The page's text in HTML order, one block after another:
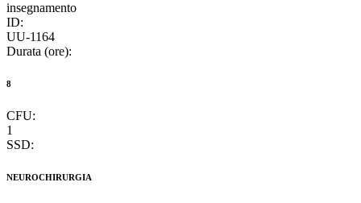
insegnamento
ID:
UU-1164
Durata (ore):
8
CFU:
1
SSD:
NEUROCHIRURGIA